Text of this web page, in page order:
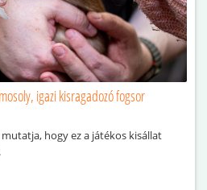
igazi kisragadozó fogsor
hogy ez a játékos kisállat